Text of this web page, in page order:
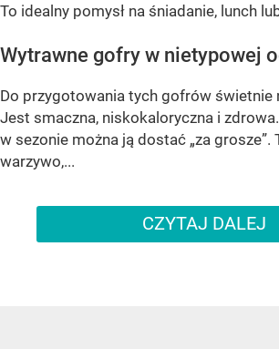
To idealny pomysł na śniadanie, lunch
Wytrawne gofry w nietypowej
Do przygotowania tych gofrów świetnie
Jest smaczna, niskokaloryczna i
w sezonie można ją dostać „za grosze”.
warzywo,...
CZYTAJ DALEJ